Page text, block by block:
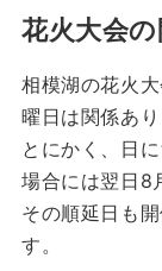
花火大会
相模湖の花火
曜日は関係あり
とにかく、日
場合には翌日8
その順延日も
す。